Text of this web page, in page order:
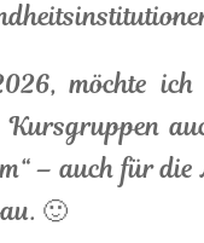
möchte
– auch für
🙂